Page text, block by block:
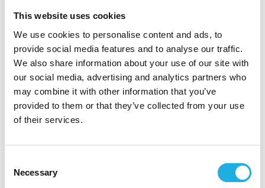
This website uses cookies
We use cookies to personalise content and ads, to
provide social media features and to analyse our traffic.
We also share information about your use of our site with
our social media, advertising and analytics partners who
may combine it with other information that you’ve
provided to them or that they’ve collected from your use
of their services.
Selection
Necessary
har et højt drive. På det personlige plan, er du
udadvendt, relationsskabende og en tydelig
kommunikator, der formår at skabe
engagement og motivation i teamet.
Interesseret?
Rekrutteringen sker i samarbejde med
Group. Vil du vide mere om stillingen, er du
Pallesen på
eller Senior